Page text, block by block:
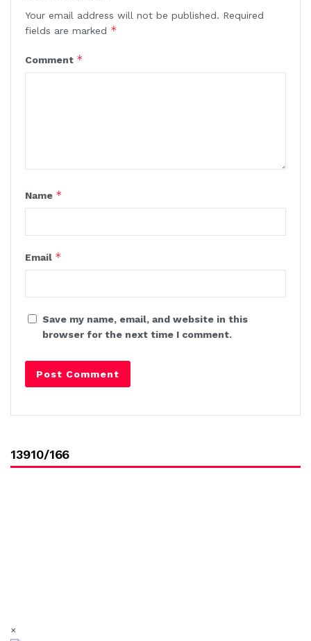
Your email address will not be published. Required
fields are marked *
Comment *
Name *
Email *
Save my name, email, and website in this
browser for the next time I comment.
13910/166
×